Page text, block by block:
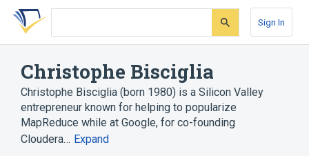
Skip
search
Skip
Skip
account
Sign In
Christophe Bisciglia
Christophe Bisciglia (born 1980) is a Silicon Valley
entrepreneur known for helping to popularize
MapReduce while at Google, for co-founding
Cloudera… Expand